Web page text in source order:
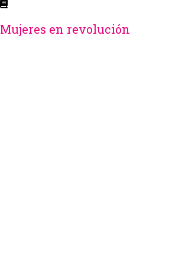
Mujeres en revolución